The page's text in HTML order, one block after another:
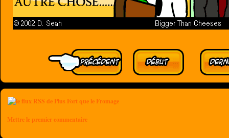
Mettre le premier commentaire